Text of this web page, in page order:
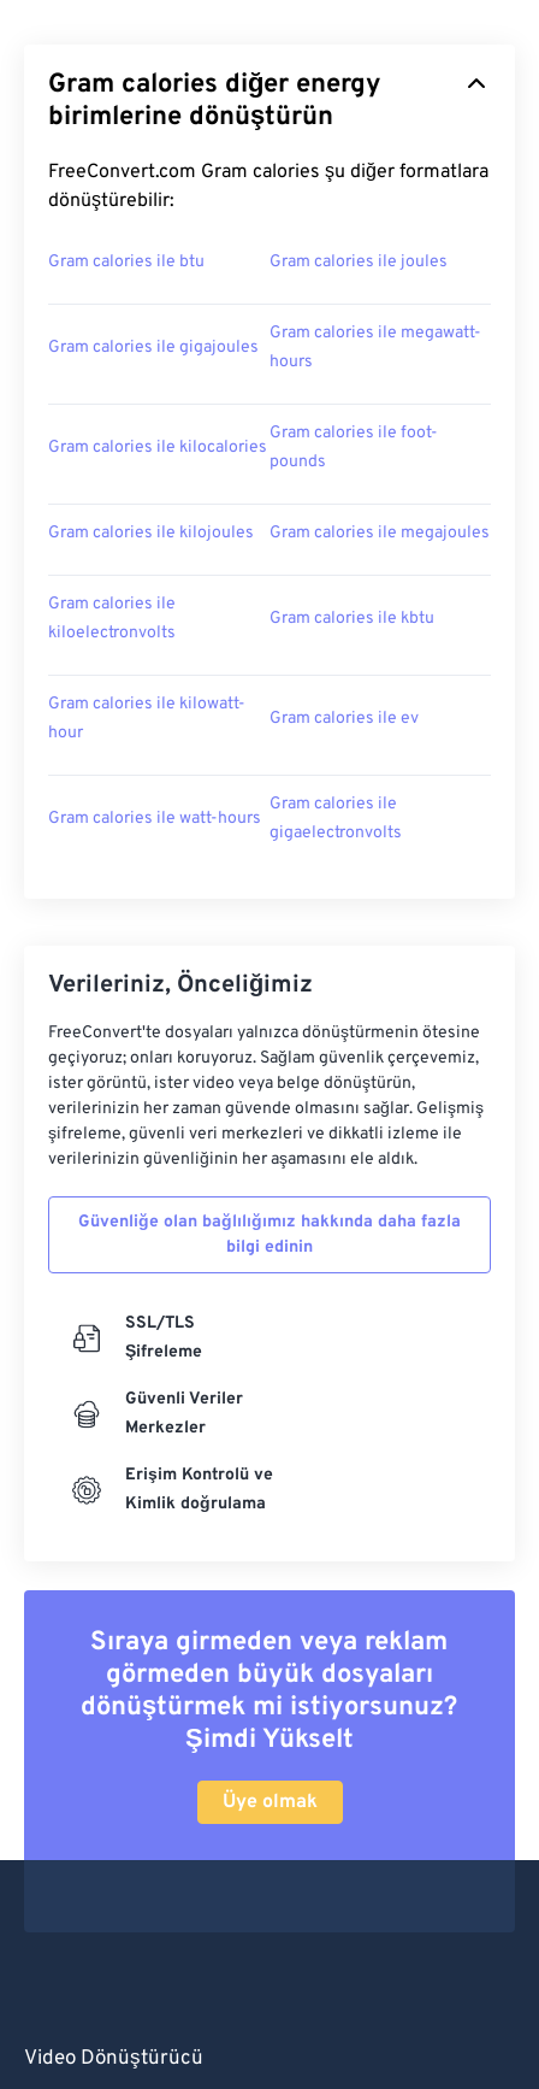
Gram calories diğer energy
birimlerine dönüştürün
FreeConvert.com Gram calories şu diğer formatlara
dönüştürebilir:
Gram calories ile btu Gram calories ile joules
Gram calories ile gigajoules
Gram calories ile megawatt-
hours
Gram calories ile kilocalories
Gram calories ile foot-
pounds
Gram calories ile kilojoules Gram calories ile megajoules
Gram calories ile
kiloelectronvolts
Gram calories ile kbtu
Gram calories ile kilowatt-
hour
Gram calories ile ev
Gram calories ile watt-hours
Gram calories ile
gigaelectronvolts
Verileriniz, Önceliğimiz
FreeConvert'te dosyaları yalnızca dönüştürmenin ötesine
geçiyoruz; onları koruyoruz. Sağlam güvenlik çerçevemiz,
ister görüntü, ister video veya belge dönüştürün,
verilerinizin her zaman güvende olmasını sağlar. Gelişmiş
şifreleme, güvenli veri merkezleri ve dikkatli izleme ile
verilerinizin güvenliğinin her aşamasını ele aldık.
Güvenliğe olan bağlılığımız hakkında daha fazla
bilgi edinin
SSL/TLS
Şifreleme
Güvenli Veriler
Merkezler
Erişim Kontrolü ve
Kimlik doğrulama
Sıraya girmeden veya reklam
görmeden büyük dosyaları
dönüştürmek mi istiyorsunuz?
Şimdi Yükselt
Üye olmak
Video Dönüştürücü